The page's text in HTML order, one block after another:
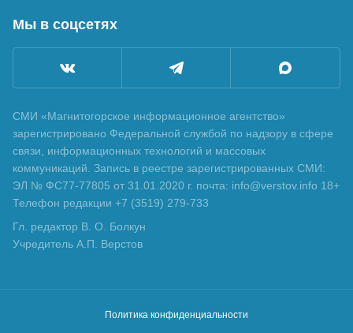
Мы в соцсетях
СМИ «Магнитогорское информационное агентство»
зарегистрировано Федеральной службой по надзору в сфере
связи, информационных технологий и массовых
коммуникаций. Запись в реестре зарегистрированных СМИ:
ЭЛ № ФС77-77805 от 31.01.2020 г. почта: info@verstov.info 18+
Телефон редакции +7 (3519) 279-733
Гл. редактор В. О. Болкун
Учредитель А.П. Верстов
Политика конфиденциальности